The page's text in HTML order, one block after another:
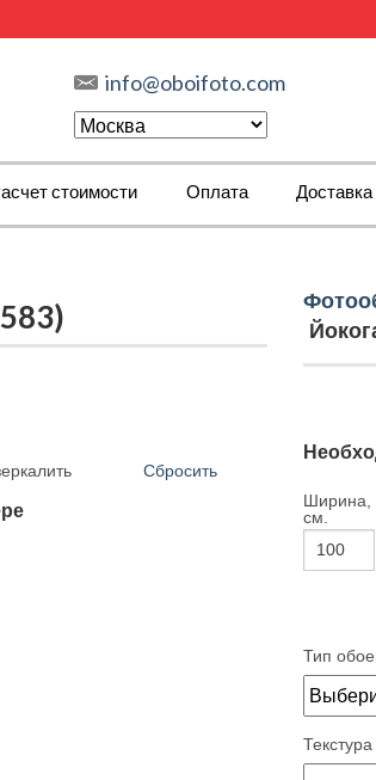
info@oboifoto.com
стоимости Оплата Доставка
Сбросить
Ширина,
см.
Тип
Текстура